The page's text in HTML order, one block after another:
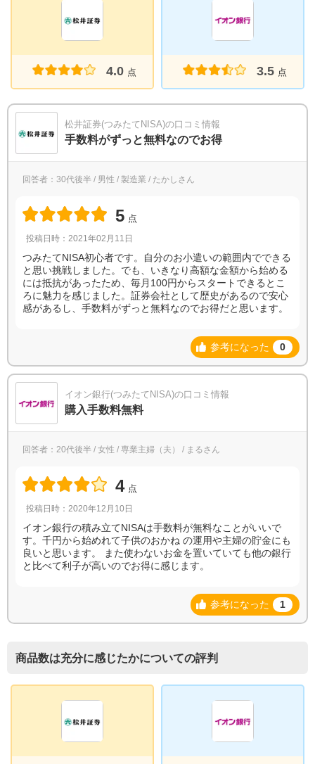
4.0 点 3.5 点
松井証券(つみたてNISA)の口コミ情報
手数料がずっと無料なのでお得
回答者：30代後半 / 男性 / 製造業 / たかしさん
5 点
投稿日時：2021年02月11日
つみたてNISA初心者です。自分のお小遣いの範囲内でできる
と思い挑戦しました。でも、いきなり高額な金額から始める
には抵抗があったため、毎月100円からスタートできるとこ
ろに魅力を感じました。証券会社として歴史があるので安心
感があるし、手数料がずっと無料なのでお得だと思います。
参考になった 0
イオン銀行(つみたてNISA)の口コミ情報
購入手数料無料
回答者：20代後半 / 女性 / 専業主婦（夫） / まるさん
4 点
投稿日時：2020年12月10日
イオン銀行の積み立てNISAは手数料が無料なことがいいで
す。千円から始めれて子供のおかね の運用や主婦の貯金にも
良いと思います。 また使わないお金を置いていても他の銀行
と比べて利子が高いのでお得に感じます。
参考になった 1
商品数は充分に感じたかについての評判